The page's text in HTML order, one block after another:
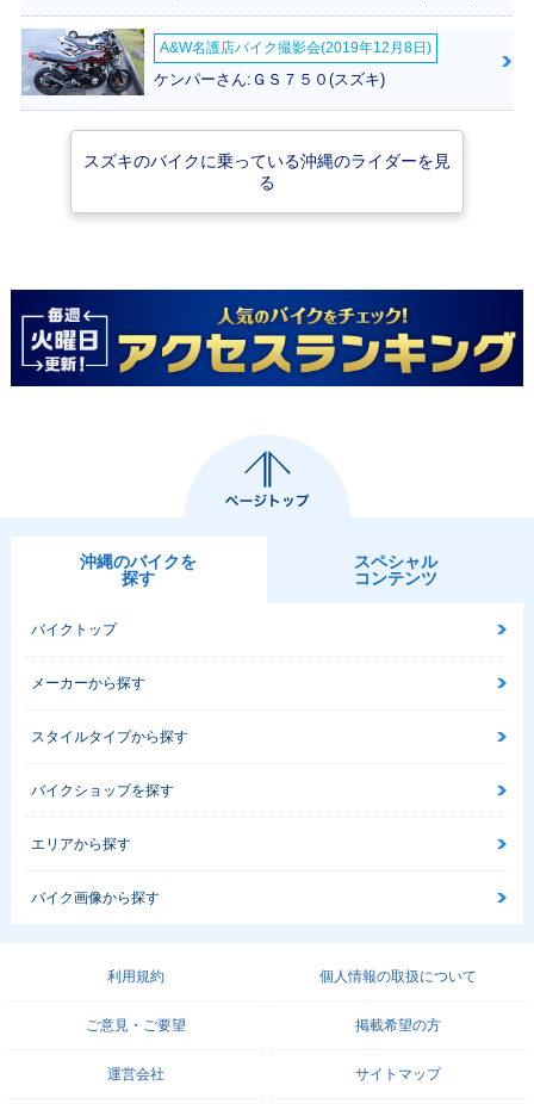
2012年 ADDRESS
様
別・限定仕様
V50G・マイナーチ
V50・追加
様
A&W名護店バイク撮影会(2019年12月8日)
ケンパーさん:ＧＳ７５０(スズキ)
スズキのバイクに乗っている沖縄のライダーを見
る
沖縄のバイクを
探す
スペシャル
コンテンツ
バイクトップ
メーカーから探す
スタイルタイプから探す
バイクショップを探す
エリアから探す
バイク画像から探す
利用規約 個人情報の取扱について
ご意見・ご要望 掲載希望の方
運営会社 サイトマップ